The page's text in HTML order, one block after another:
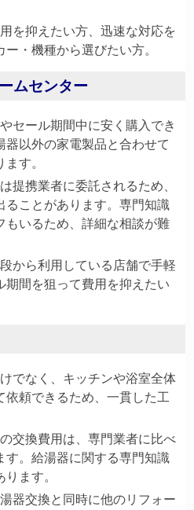
を抑えたい方、迅速な対応を
・機種から選びたい方。
ムセンター
セール期間中に安く購入でき
器以外の家電製品と合わせて
す。
提携業者に委託されるため、
ることがあります。専門知識
もいるため、詳細な相談が難
から利用している店舗で手軽
期間を狙って費用を抑えたい
でなく、キッチンや浴室全体
依頼できるため、一貫した工
交換費用は、専門業者に比べ
す。給湯器に関する専門知識
ます。
器交換と同時に他のリフォー